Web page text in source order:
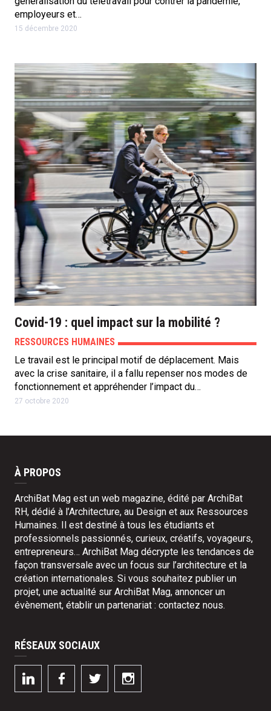
employeurs et…
15 décembre 2020
Covid-19 : quel impact sur la mobilité ?
RESSOURCES HUMAINES
Le travail est le principal motif de déplacement. Mais
avec la crise sanitaire, il a fallu repenser nos modes de
fonctionnement et appréhender l’impact du…
27 octobre 2020
À PROPOS
ArchiBat Mag est un web magazine, édité par ArchiBat
RH, dédié à l’Architecture, au Design et aux Ressources
Humaines. Il est destiné à tous les étudiants et
professionnels passionnés, curieux, créatifs, voyageurs,
entrepreneurs… ArchiBat Mag décrypte les tendances de
façon transversale avec un focus sur l’architecture et la
création internationales. Si vous souhaitez publier un
projet, une actualité sur ArchiBat Mag, annoncer un
évènement, établir un partenariat : contactez nous.
RÉSEAUX SOCIAUX